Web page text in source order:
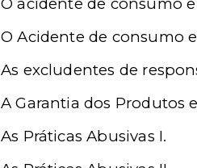
O Acidente de consumo
As excludentes de
A Garantia dos Produtos
As Práticas Abusivas I.